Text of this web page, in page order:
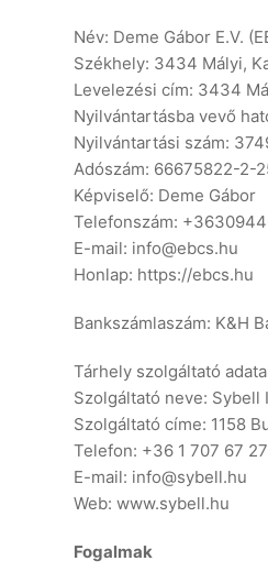
Név: Deme Gábor E.V.
Székhely: 3434 Mályi,
Levelezési cím: 3434
Nyilvántartásba vevő
Nyilvántartási szám:
Adószám: 66675822-2-
Képviselő: Deme Gábor
Telefonszám:
E-mail: info@ebcs.hu
Honlap: https://ebcs.hu
Bankszámlaszám: K&H
Tárhely szolgáltató
Szolgáltató neve: Sybell
Szolgáltató címe: 1158
Telefon: +36 1 707 67 27
E-mail: info@sybell.hu
Web: www.sybell.hu
Fogalmak